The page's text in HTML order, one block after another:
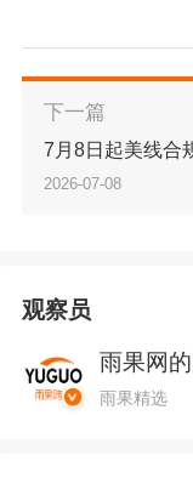
值；一边是海外
高端市场通路。
晓，从最初深
标杆。
纵观整个国货美
上最激进的，
下一篇
7月8日起美线合
2026-07-08
观察员
雨果网
雨果精选